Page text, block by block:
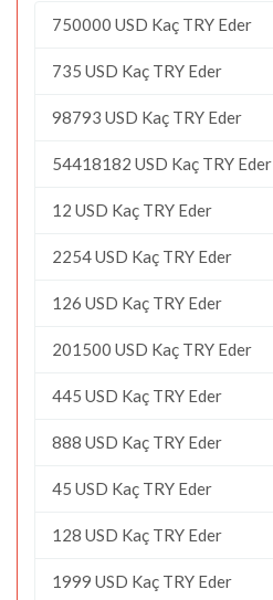
750000 USD Kaç TRY Eder
735 USD Kaç TRY Eder
98793 USD Kaç TRY Eder
54418182 USD Kaç TRY Eder
12 USD Kaç TRY Eder
2254 USD Kaç TRY Eder
126 USD Kaç TRY Eder
201500 USD Kaç TRY Eder
445 USD Kaç TRY Eder
888 USD Kaç TRY Eder
45 USD Kaç TRY Eder
128 USD Kaç TRY Eder
1999 USD Kaç TRY Eder